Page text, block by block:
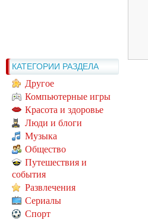
КАТЕГОРИИ РАЗДЕЛА
Другое
Компьютерные игры
Красота и здоровье
Люди и блоги
Музыка
Общество
Путешествия и
события
Развлечения
Сериалы
Спорт